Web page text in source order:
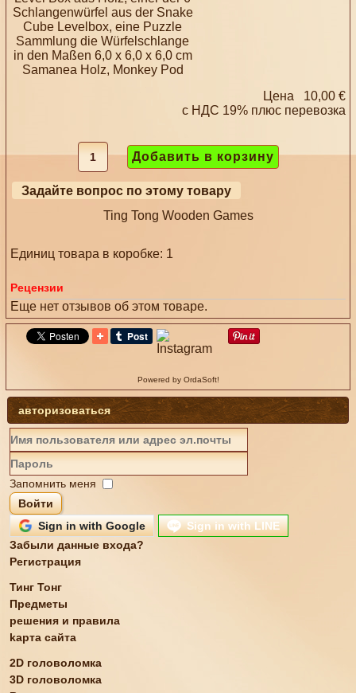
Schlangenwürfel aus der Snake
Cube Levelbox, eine Puzzle
Sammlung die Würfelschlange
in den Maßen 6,0 x 6,0 x 6,0 cm
Samanea Holz, Monkey Pod
Цена
10,00 €
с НДС 19% плюс перевозка
Задайте вопрос по этому товару
Ting Tong Wooden Games
Единиц товара в коробке: 1
Рецензии
Еще нет отзывов об этом товаре.
Powered by OrdaSoft!
авторизоваться
Запомнить меня
Войти
Sign in with Google
Sign in with LINE
Забыли данные входа?
Регистрация
Тинг Тонг
Предметы
решения и правила
kарта сайта
2D головоломка
3D головоломка